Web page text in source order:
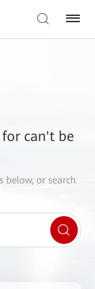
can't be
below, or search